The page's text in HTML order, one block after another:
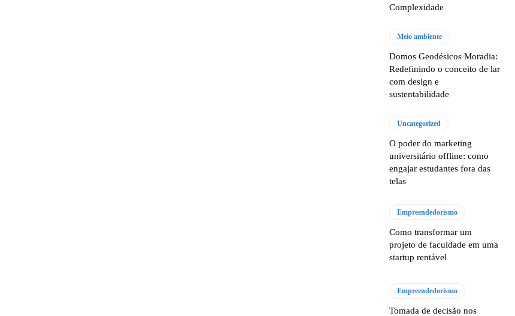
Complexidade
Meio ambiente
Domos Geodésicos Moradia:
Redefinindo o conceito de lar
com design e
sustentabilidade
Uncategorized
O poder do marketing
universitário offline: como
engajar estudantes fora das
telas
Empreendedorismo
Como transformar um
projeto de faculdade em uma
startup rentável
Empreendedorismo
Tomada de decisão nos